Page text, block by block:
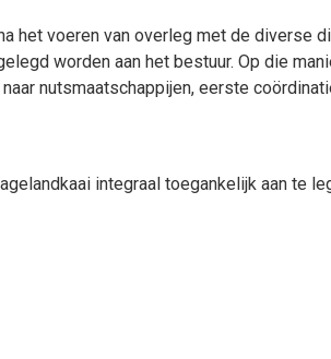
het voeren van overleg met de diverse
worden aan het bestuur. Op die
nutsmaatschappijen, eerste
integraal toegankelijk aan te